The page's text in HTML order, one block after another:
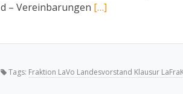
d – Vereinbarungen […]
Tags: Fraktion LaVo Landesvorstand Klausur